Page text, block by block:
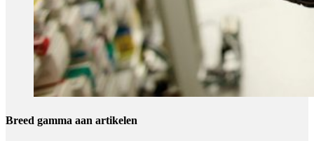
Breed gamma aan artikelen